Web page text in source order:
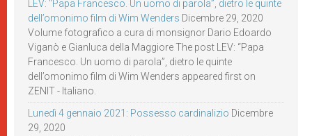
LEV: “Papa Francesco. Un uomo di parola”, dietro le quinte
dell’omonimo film di Wim Wenders Dicembre 29, 2020
Volume fotografico a cura di monsignor Dario Edoardo
Viganò e Gianluca della Maggiore The post LEV: “Papa
Francesco. Un uomo di parola”, dietro le quinte
dell’omonimo film di Wim Wenders appeared first on
ZENIT - Italiano.
Lunedì 4 gennaio 2021: Possesso cardinalizio Dicembre
29, 2020